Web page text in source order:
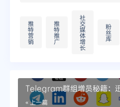
推
特
营
销
推
特
推
广
社
交
媒
体
增
长
粉
丝
库
Telegram群组增员秘籍：
« 上一篇